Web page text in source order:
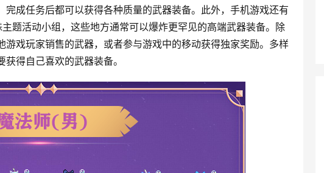
成任务后都可以获得各种质量的武器装备。此外，手机游戏还有
题活动小组，这些地方通常可以爆炸更罕见的高端武器装备。除
戏玩家销售的武器，或者参与游戏中的移动获得独家奖励。多样
得自己喜欢的武器装备。